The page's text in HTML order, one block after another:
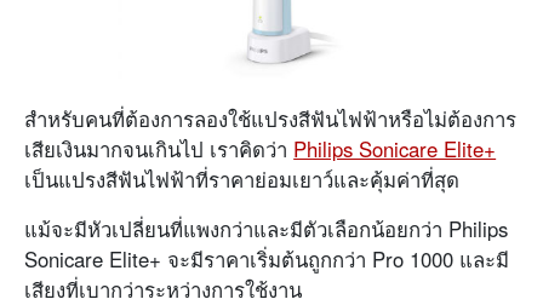
สำหรับคนที่ต้องการลองใช้แปรงสีฟันไฟฟ้าหรือไม่ต้องการ
เสียเงินมากจนเกินไป เราคิดว่า Philips Sonicare Elite+
เป็นแปรงสีฟันไฟฟ้าที่ราคาย่อมเยาว์และคุ้มค่าที่สุด
แม้จะมีหัวเปลี่ยนที่แพงกว่าและมีตัวเลือกน้อยกว่า Philips
Sonicare Elite+ จะมีราคาเริ่มต้นถูกกว่า Pro 1000 และมี
เสียงที่เบากว่าระหว่างการใช้งาน